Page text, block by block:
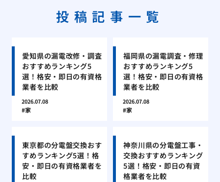
投稿記事一覧
愛知県の漏電改修・調査
おすすめランキング5
選！格安・即日の有資格
業者を比較
2026.07.08
家
福岡県の漏電調査・修理
おすすめランキング5
選！格安・即日の有資格
業者を比較
2026.07.08
家
東京都の分電盤交換おす
すめランキング5選！格
安・即日の有資格業者を
比較
神奈川県の分電盤工事・
交換おすすめランキング
5選！格安・即日の有資
格業者を比較